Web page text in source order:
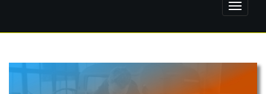
Toggle